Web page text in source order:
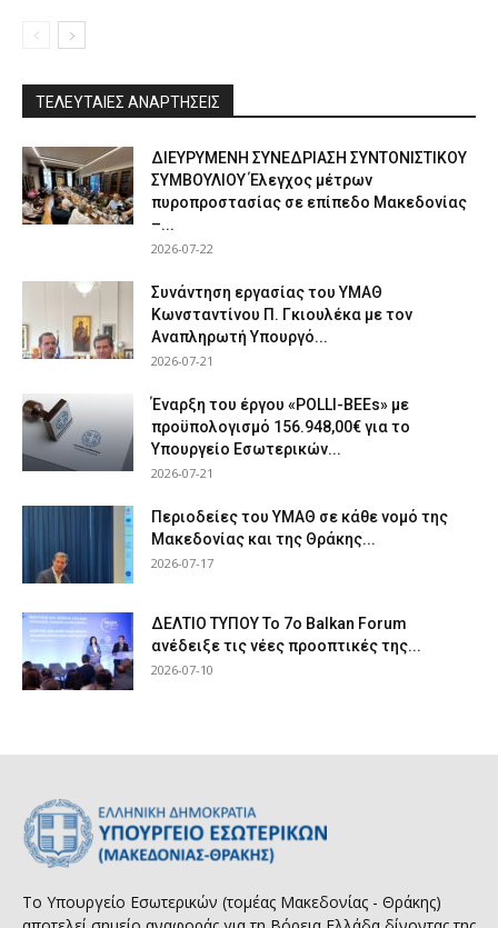
ΤΕΛΕΥΤΑΙΕΣ ΑΝΑΡΤΗΣΕΙΣ
ΔΙΕΥΡΥΜΕΝΗ ΣΥΝΕΔΡΙΑΣΗ ΣΥΝΤΟΝΙΣΤΙΚΟΥ
ΣΥΜΒΟΥΛΙΟΥ Έλεγχος μέτρων
πυροπροστασίας σε επίπεδο Μακεδονίας
–...
2026-07-22
Συνάντηση εργασίας του ΥΜΑΘ
Κωνσταντίνου Π. Γκιουλέκα με τον
Αναπληρωτή Υπουργό...
2026-07-21
Έναρξη του έργου «POLLI-BEEs» με
προϋπολογισμό 156.948,00€ για το
Υπουργείο Εσωτερικών...
2026-07-21
Περιοδείες του ΥΜΑΘ σε κάθε νομό της
Μακεδονίας και της Θράκης...
2026-07-17
ΔΕΛΤΙΟ ΤΥΠΟΥ Το 7ο Balkan Forum
ανέδειξε τις νέες προοπτικές της...
2026-07-10
Το Υπουργείο Εσωτερικών (τομέας Μακεδονίας - Θράκης)